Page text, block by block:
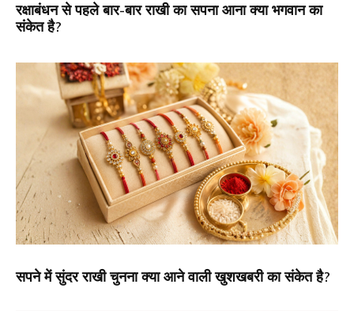
रक्षाबंधन से पहले बार-बार राखी का सपना आना क्या भगवान का
संकेत है?
सपने में सुंदर राखी चुनना क्या आने वाली खुशखबरी का संकेत है?